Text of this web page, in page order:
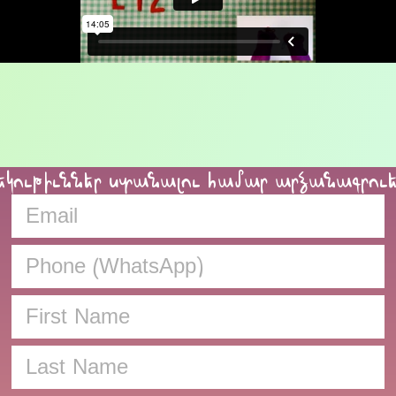
ստանալու համար